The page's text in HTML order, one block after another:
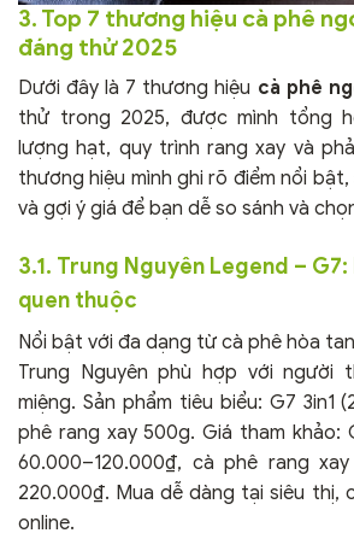
3. Top 7 thương hiệu cà phê
đáng thử 2025
Dưới đây là 7 thương hiệu cà phê
thử trong 2025, được mình tổng
lượng hạt, quy trình rang xay và
thương hiệu mình ghi rõ điểm nổi
và gợi ý giá để bạn dễ so sánh và
3.1. Trung Nguyên Legend – G7:
quen thuộc
Nổi bật với đa dạng từ cà phê hòa
Trung Nguyên phù hợp với người
miệng. Sản phẩm tiêu biểu: G7 3in1
phê rang xay 500g. Giá tham khảo:
60.000–120.000₫, cà phê rang
220.000₫. Mua dễ dàng tại siêu thị,
online.